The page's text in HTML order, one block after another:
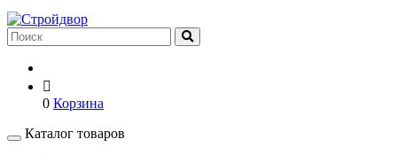
0 Корзина
Каталог товаров